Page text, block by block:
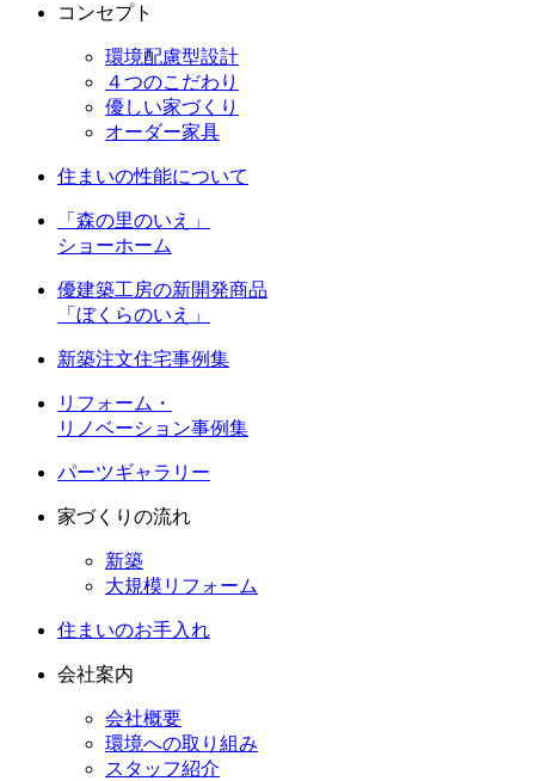
コンセプト
環境配慮型設計
４つのこだわり
優しい家づくり
オーダー家具
住まいの性能について
「森の里のいえ」
ショーホーム
優建築工房の新開発商品
「ぼくらのいえ」
新築注文住宅事例集
リフォーム・
リノベーション事例集
パーツギャラリー
家づくりの流れ
新築
大規模リフォーム
住まいのお手入れ
会社案内
会社概要
環境への取り組み
スタッフ紹介